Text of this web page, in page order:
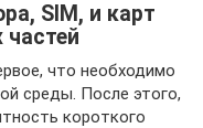
SIM, и карт
частей
что необходимо
среды. После этого,
короткого